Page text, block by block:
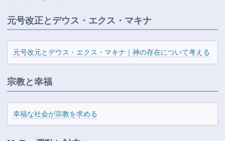
元号改正とデウス・エクス・マキナ
元号改元とデウス・エクス・マキナ｜神の存在について考える
宗教と幸福
幸福な社会が宗教を求める